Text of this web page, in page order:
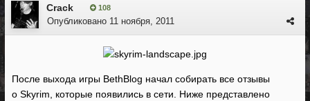
Crack 108
Опубликовано 11 ноября, 2011
После выхода игры BethBlog начал собирать все отзывы
о Skyrim, которые появились в сети. Ниже представлено